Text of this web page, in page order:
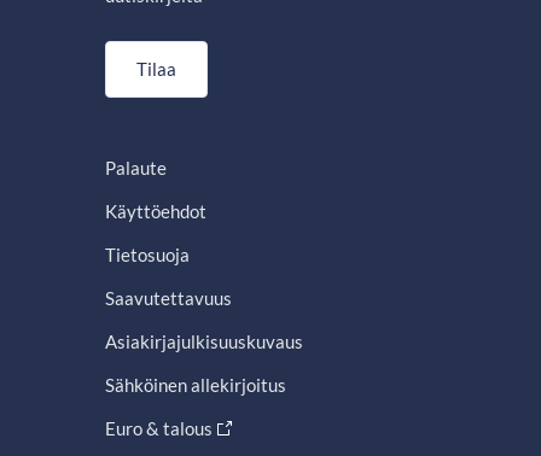
Tilaa
Palaute
Käyttöehdot
Tietosuoja
Saavutettavuus
Asiakirjajulkisuuskuvaus
Sähköinen allekirjoitus
Euro & talous